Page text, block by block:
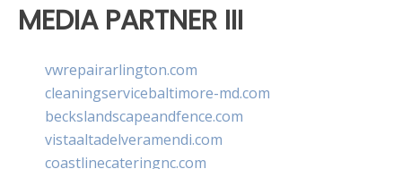
MEDIA PARTNER III
vwrepairarlington.com
cleaningservicebaltimore-md.com
beckslandscapeandfence.com
vistaaltadelveramendi.com
coastlinecateringnc.com